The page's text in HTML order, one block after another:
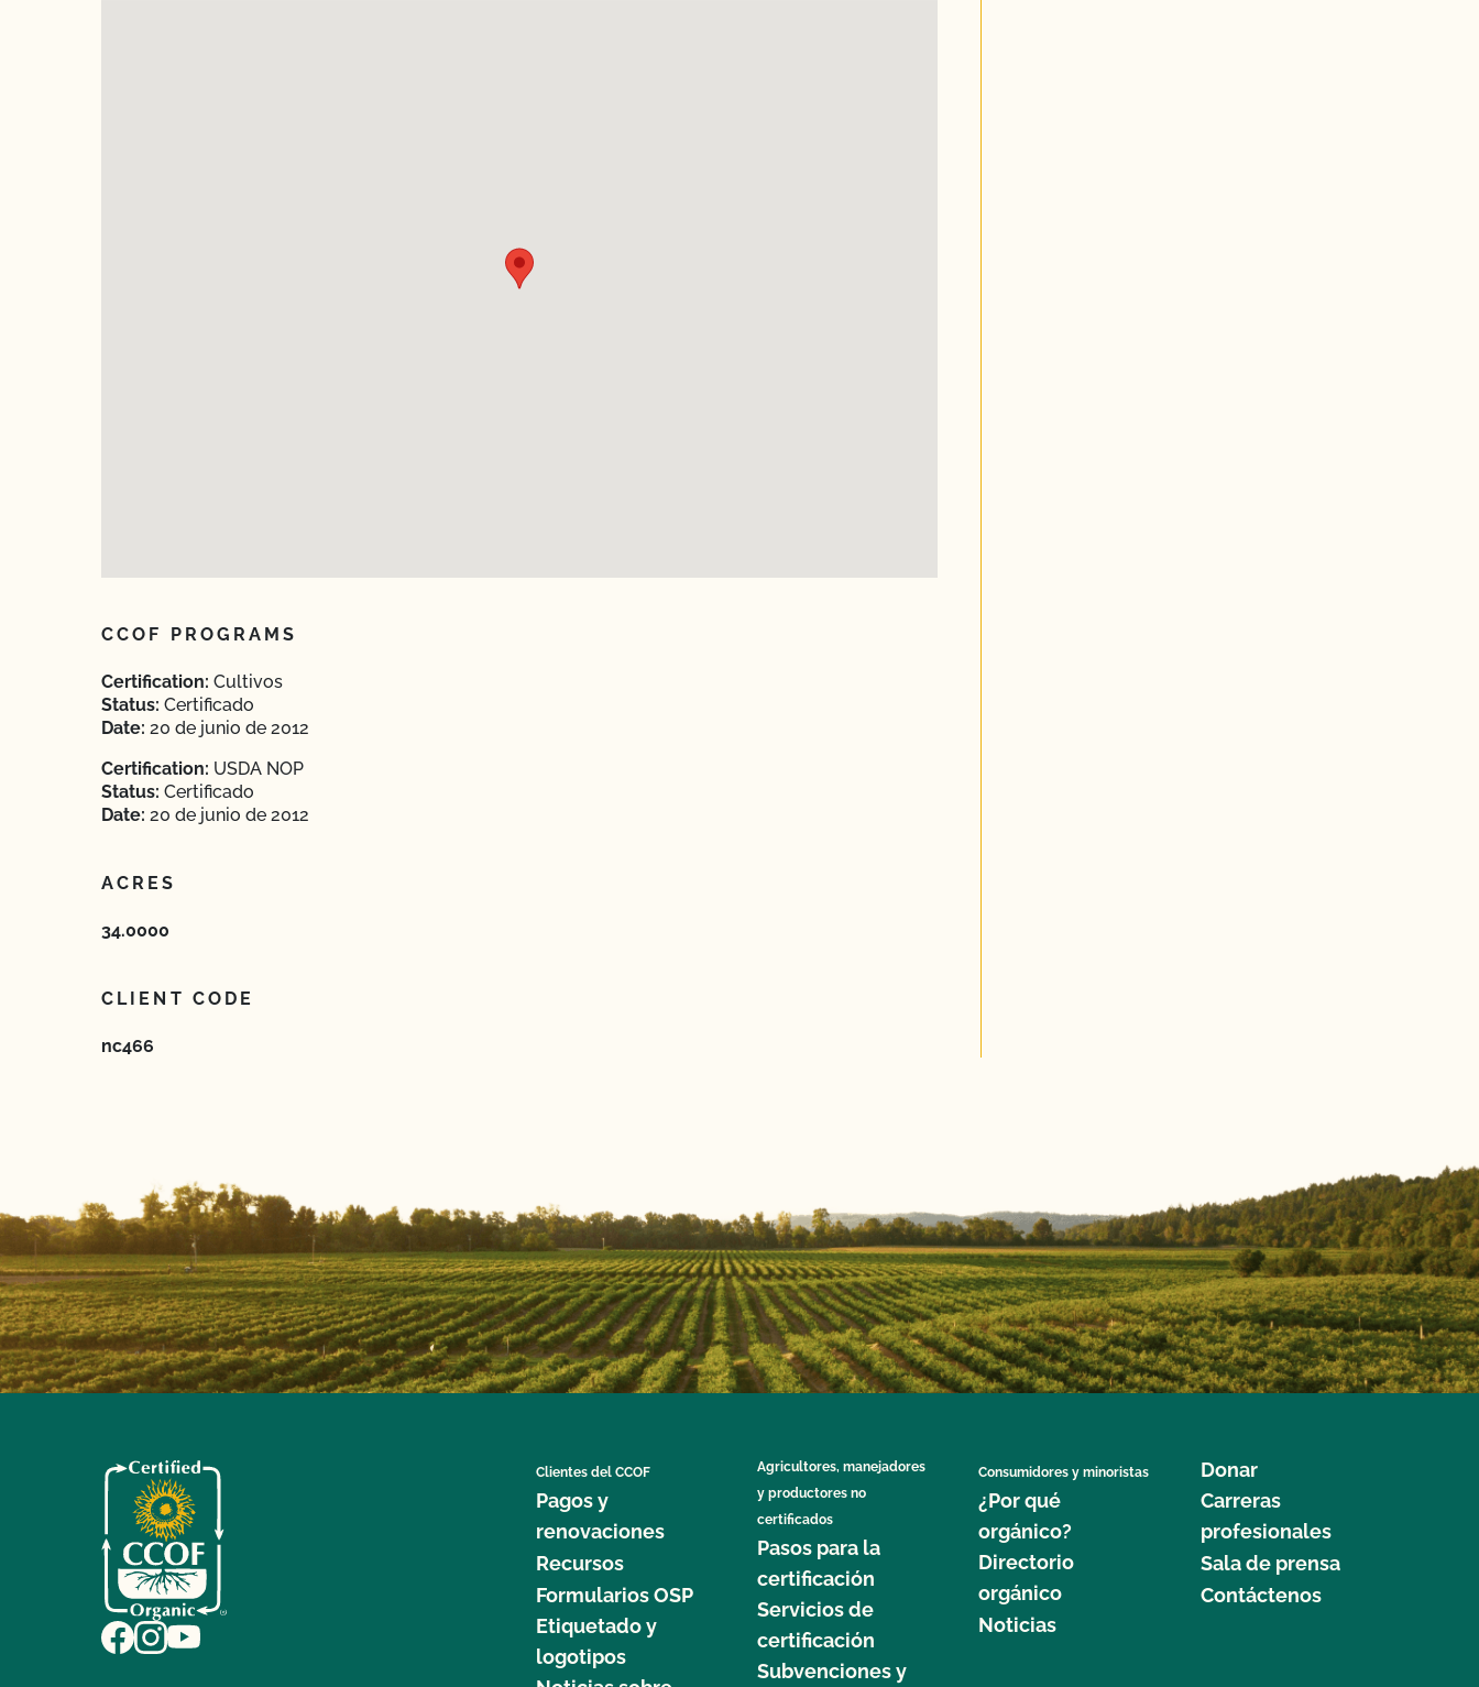
CCOF PROGRAMS
Certification: Cultivos
Status: Certificado
Date: 20 de junio de 2012
Certification: USDA NOP
Status: Certificado
Date: 20 de junio de 2012
ACRES
34.0000
CLIENT CODE
nc466
Clientes del CCOF
Pagos y
renovaciones
Recursos
Formularios OSP
Etiquetado y
logotipos
Agricultores, manejadores
y productores no
certificados
Pasos para la
certificación
Servicios de
certificación
Subvenciones y
Consumidores y minoristas
¿Por qué
orgánico?
Directorio
orgánico
Noticias
Donar
Carreras
profesionales
Sala de prensa
Contáctenos